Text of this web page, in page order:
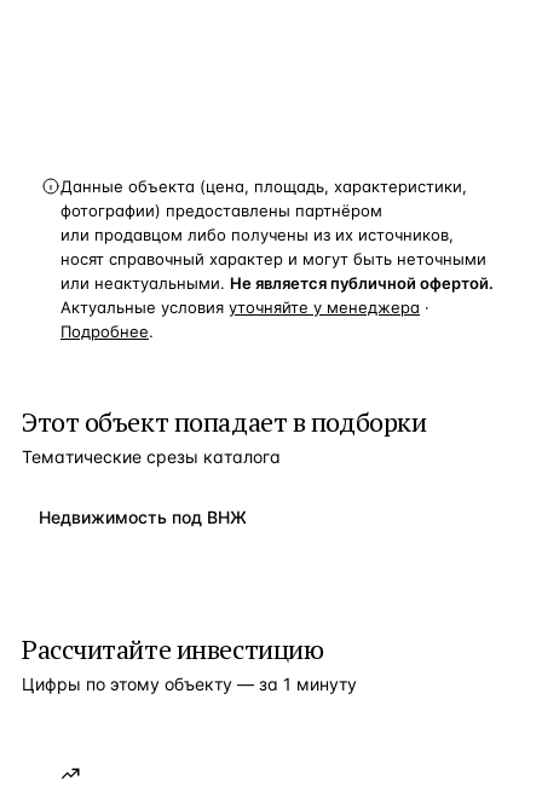
Данные объекта (цена, площадь, характеристики,
фотографии) предоставлены партнёром
или продавцом либо получены из их источников,
носят справочный характер и могут быть неточными
или неактуальными. Не является публичной офертой.
Актуальные условия уточняйте у менеджера ·
Подробнее.
Этот объект попадает в подборки
Тематические срезы каталога
Недвижимость под ВНЖ
Рассчитайте инвестицию
Цифры по этому объекту — за 1 минуту